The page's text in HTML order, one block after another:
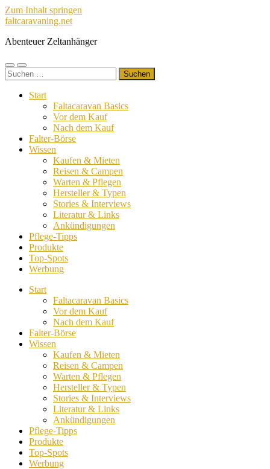
Zum Inhalt springen
faltcaravaning.net
Abenteuer Zeltanhänger
Mobile-
Menü
Suchfeld
ein-/ausblenden
Suchen
nach:
Start
Faltacaravan Basics
Vor dem Kauf
Nach dem Kauf
Falter-Börse
Wissen
Kaufen & Mieten
Reisen & Campen
Warten & Pflegen
Hersteller & Typen
Stories & Interviews
Literatur & Links
Ankündigungen
Pflege-Tipps
Produkte
Top-Spots
Werbung
Start
Faltacaravan Basics
Vor dem Kauf
Nach dem Kauf
Falter-Börse
Wissen
Kaufen & Mieten
Reisen & Campen
Warten & Pflegen
Hersteller & Typen
Stories & Interviews
Literatur & Links
Ankündigungen
Pflege-Tipps
Produkte
Top-Spots
Werbung